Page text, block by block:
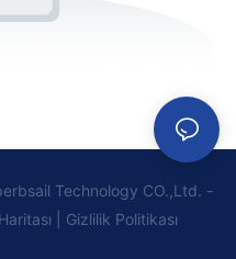
Technology CO.,Ltd. -
Gizlilik Politikası